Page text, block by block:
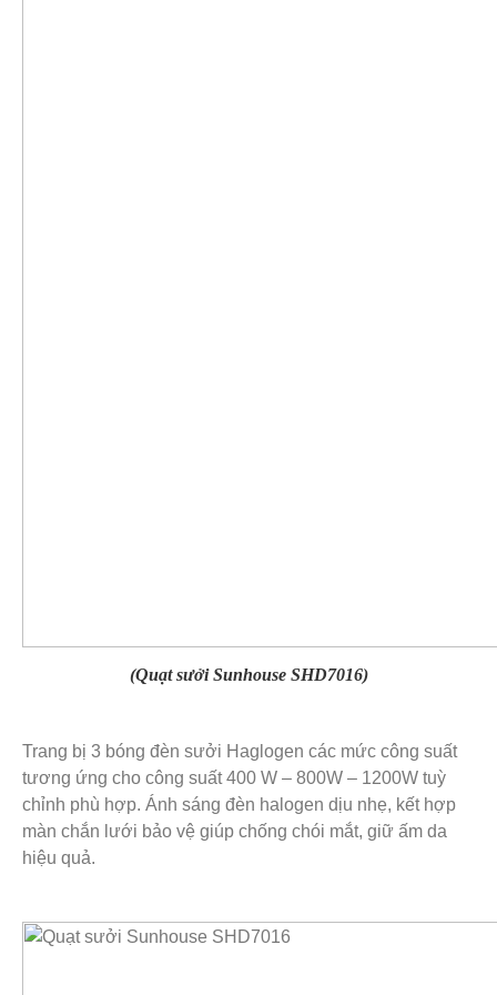
(Quạt sưởi Sunhouse SHD7016)
Trang bị 3 bóng đèn sưởi Haglogen các mức công suất
tương ứng cho công suất 400 W – 800W – 1200W tuỳ
chỉnh phù hợp. Ánh sáng đèn halogen dịu nhẹ, kết hợp
màn chắn lưới bảo vệ giúp chống chói mắt, giữ ấm da
hiệu quả.